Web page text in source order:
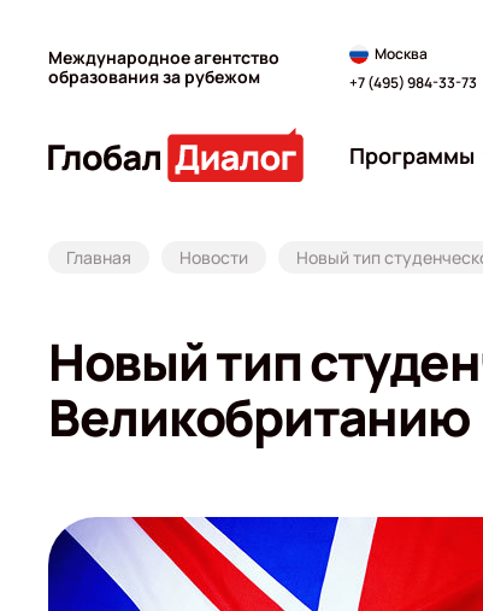
Международное агентство
образования за рубежом
Москва
+7 (495) 984-33-73
Программы
Главная Новости Новый тип
Новый тип
Великобританию